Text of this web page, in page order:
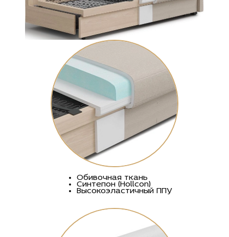
Обивочная ткань
Синтепон (Hollcon)
Высокоэластичный ППУ